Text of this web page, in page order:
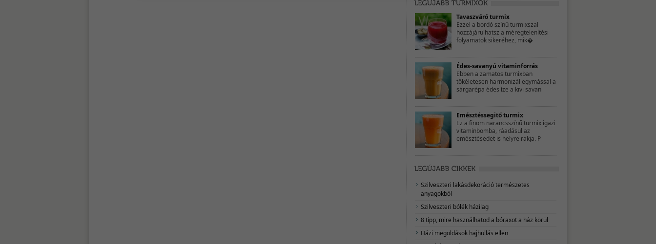
Tavaszváró turmix
Ezzel a bordó színű turmixszal
hozzájárulhatsz a méregtelenítési
folyamatok sikeréhez, mik�
Édes-savanyú vitaminforrás
Ebben a zamatos turmixban
tökéletesen harmonizál egymással a
sárgarépa édes íze a kivi savan
Emésztéssegitő turmix
Ez a finom narancsszínű turmix igazi
vitaminbomba, ráadásul az
emésztésedet is helyre rakja. P
Szilveszteri lakásdekoráció természetes
anyagokból
Szilveszteri bólék házilag
8 tipp, mire használhatod a bóraxot a ház körül
Házi megoldások hajhullás ellen